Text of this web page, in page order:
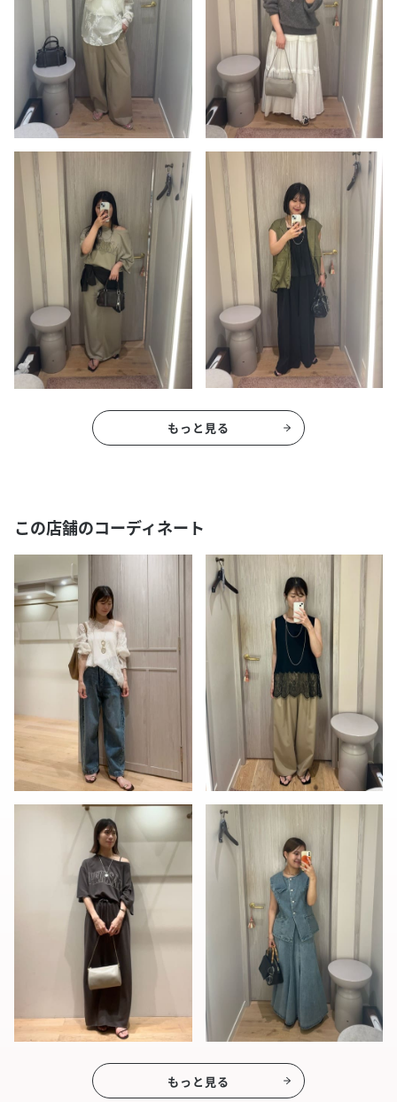
もっと見る
この店舗のコーディネート
もっと見る